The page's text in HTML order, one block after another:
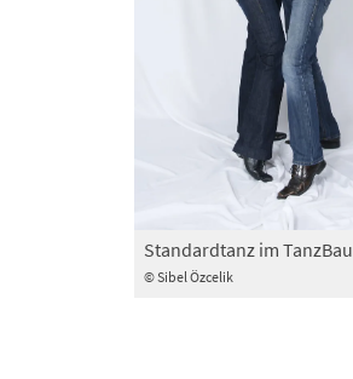
© Sibel Özcelik
Standardtanz im TanzBau